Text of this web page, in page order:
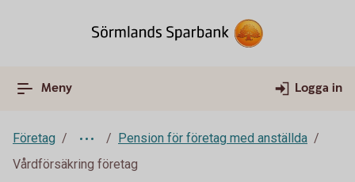
Meny Logga in
Företag
Pension för företag med anställda
Vårdförsäkring företag